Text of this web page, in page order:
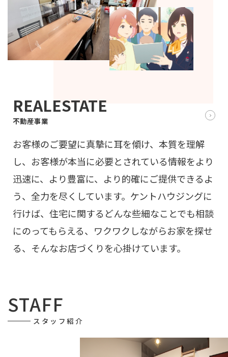
REALESTATE
不動産事業
お客様のご要望に真摯に耳を傾け、本質を理解
し、お客様が本当に必要とされている情報をより
迅速に、より豊富に、より的確にご提供できるよ
う、全力を尽くしています。ケントハウジングに
行けば、住宅に関するどんな些細なことでも相談
にのってもらえる、ワクワクしながらお家を探せ
る、そんなお店づくりを心掛けています。
STAFF
スタッフ紹介